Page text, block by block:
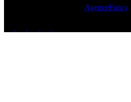
AgenceFancy.